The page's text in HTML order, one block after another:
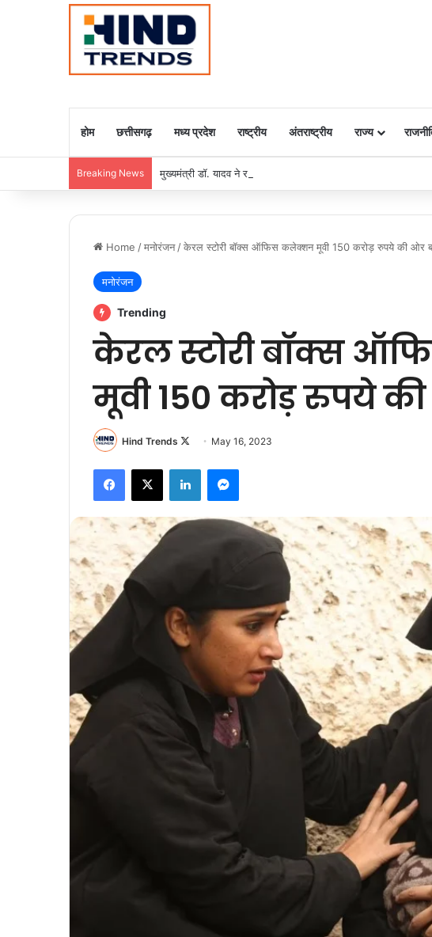
होम छत्तीसगढ़ मध्य प्रदेश राष्ट्रीय अंतराष्ट्रीय राज्य
Breaking News मुख्यमंत्री डॉ. यादव ने राजा राममोहन राय की जयंती पर किया नमन
Home /मनोरंजन /केरल स्टोरी बॉक्स ऑफिस कलेक्शन मूवी 150 करोड़ रुपये की ओर
मनोरंजन
Trending
केरल स्टोरी बॉक्स
मूवी 150 करोड़ रुपये
Hind Trends
FollowMay 16, 2023
Facebook
X LinkedInMessenger